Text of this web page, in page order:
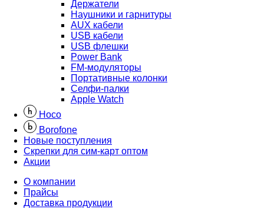
Держатели
Наушники и гарнитуры
AUX кабели
USB кабели
USB флешки
Power Bank
FM-модуляторы
Портативные колонки
Селфи-палки
Apple Watch
Hoco
Borofone
Новые поступления
Скрепки для сим-карт оптом
Акции
О компании
Прайсы
Доставка продукции